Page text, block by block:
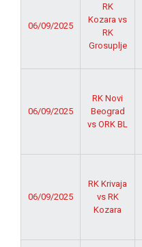
06/09/2025
RK
Kozara vs
RK
Grosuplje
06/09/2025
RK Novi
Beograd
vs ORK BL
06/09/2025
RK Krivaja
vs RK
Kozara